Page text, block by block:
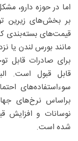
اما در حوزه دارو،
بر بخش‌های زیرین
قیمت‌های بسته‌بندی
مانند بورس لندن یا
برای صادرات قابل
قابل قبول است.
سوءاستفاده‌های
براساس نرخ‌های
نوسانات و افزایش
شده است.